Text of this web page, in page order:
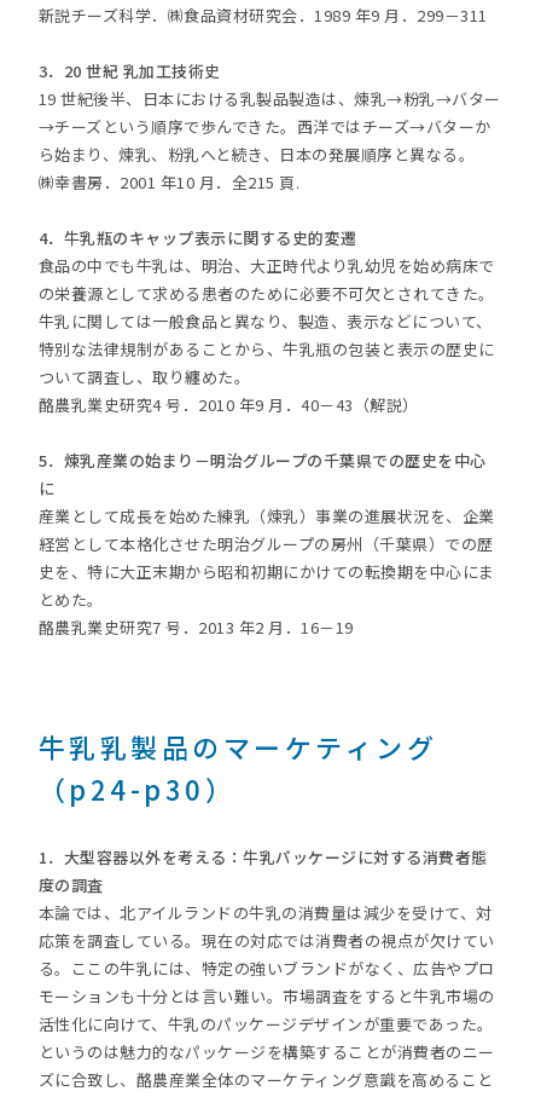
新説チーズ科学．㈱食品資材研究会．1989 年9 月．299－311
3．20 世紀 乳加工技術史
19 世紀後半、日本における乳製品製造は、煉乳→粉乳→バター
→チーズという順序で歩んできた。西洋ではチーズ→バターか
ら始まり、煉乳、粉乳へと続き、日本の発展順序と異なる。
㈱幸書房．2001 年10 月．全215 頁.
4．牛乳瓶のキャップ表示に関する史的変遷
食品の中でも牛乳は、明治、大正時代より乳幼児を始め病床で
の栄養源として求める患者のために必要不可欠とされてきた。
牛乳に関しては一般食品と異なり、製造、表示などについて、
特別な法律規制があることから、牛乳瓶の包装と表示の歴史に
ついて調査し、取り纏めた。
酪農乳業史研究4 号．2010 年9 月．40－43（解説）
5．煉乳産業の始まり－明治グループの千葉県での歴史を中心
に
産業として成長を始めた練乳（煉乳）事業の進展状況を、企業
経営として本格化させた明治グループの房州（千葉県）での歴
史を、特に大正末期から昭和初期にかけての転換期を中心にま
とめた。
酪農乳業史研究7 号．2013 年2 月．16－19
牛乳乳製品のマーケティング
（p24-p30）
1．大型容器以外を考える：牛乳パッケージに対する消費者態
度の調査
本論では、北アイルランドの牛乳の消費量は減少を受けて、対
応策を調査している。現在の対応では消費者の視点が欠けてい
る。ここの牛乳には、特定の強いブランドがなく、広告やプロ
モーションも十分とは言い難い。市場調査をすると牛乳市場の
活性化に向けて、牛乳のパッケージデザインが重要であった。
というのは魅力的なパッケージを構築することが消費者のニー
ズに合致し、酪農産業全体のマーケティング意識を高めること